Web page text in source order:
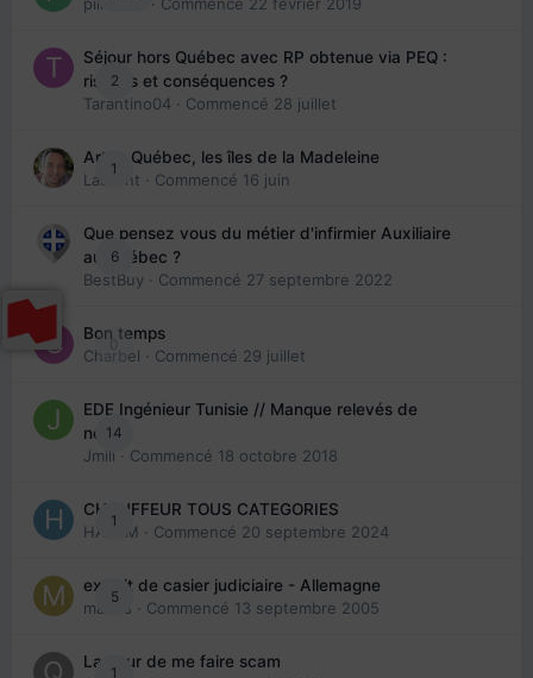
2
Séjour hors Québec avec RP obtenue via PEQ :
risques et conséquences ?
Tarantino04 · Commencé 28 juillet
1
Arte : Québec, les îles de la Madeleine
Laurent · Commencé 16 juin
6
Que pensez vous du métier d'infirmier Auxiliaire
au Québec ?
BestBuy · Commencé 27 septembre 2022
0
Bon temps
Charbel · Commencé 29 juillet
14
EDE Ingénieur Tunisie // Manque relevés de
note
Jmili · Commencé 18 octobre 2018
1
CHAUFFEUR TOUS CATEGORIES
HAZEM · Commencé 20 septembre 2024
5
extrait de casier judiciaire - Allemagne
maries · Commencé 13 septembre 2005
1
La peur de me faire scam